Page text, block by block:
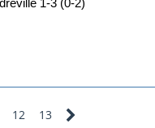
1-3 (0-2)
12 13